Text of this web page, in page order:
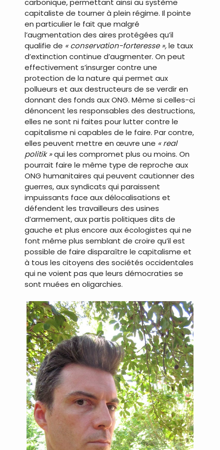
carbonique, permettant ainsi au système
capitaliste de tourner à plein régime. Il pointe
en particulier le fait que malgré
l’augmentation des aires protégées qu’il
qualifie de « conservation-forteresse »,le taux
d’extinction continue d’augmenter. On peut
effectivement s’insurger contre une
protection de la nature qui permet aux
pollueurs et aux destructeurs de se verdir en
donnant des fonds aux ONG. Même si celles-ci
dénoncent les responsables des destructions,
elles ne sont ni faites pour lutter contre le
capitalisme ni capables de le faire. Par contre,
elles peuvent mettre en œuvre une « real
politik »qui les compromet plus ou moins. On
pourrait faire le même type de reproche aux
ONG humanitaires qui peuvent cautionner des
guerres, aux syndicats qui paraissent
impuissants face aux délocalisations et
défendent les travailleurs des usines
d’armement, aux partis politiques dits de
gauche et plus encore aux écologistes qui ne
font même plus semblant de croire qu’il est
possible de faire disparaître le capitalisme et
à tous les citoyens des sociétés occidentales
qui ne voient pas que leurs démocraties se
sont muées en oligarchies.